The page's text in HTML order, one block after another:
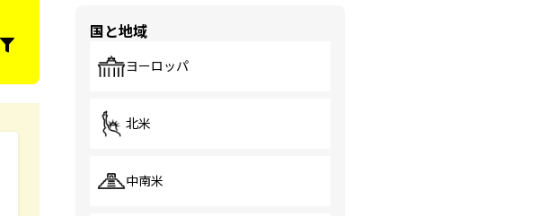
国と地域
ヨーロッパ
北米
中南米